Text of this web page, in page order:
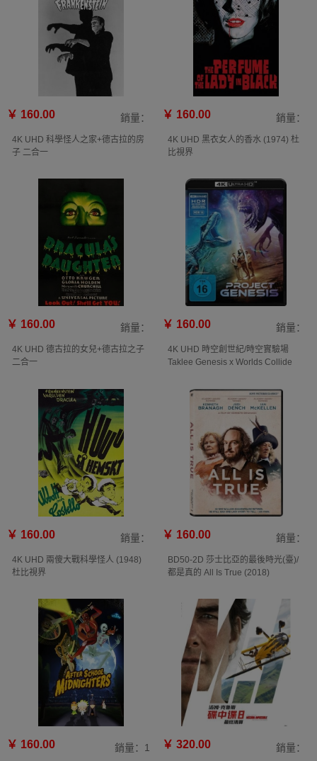
￥ 160.00 銷量：
4K UHD 科學怪人之家+德古拉的房
子 二合一
￥ 160.00 銷量：
4K UHD 黑衣女人的香水 (1974) 杜
比視界
￥ 160.00 銷量：
4K UHD 德古拉的女兒+德古拉之子
二合一
￥ 160.00 銷量：
4K UHD 時空創世紀/時空實驗場
Taklee Genesis x Worlds Collide
￥ 160.00 銷量：
4K UHD 兩傻大戰科學怪人 (1948)
杜比視界
￥ 160.00 銷量：
BD50-2D 莎士比亞的最後時光(臺)/
都是真的 All Is True (2018)
￥ 160.00 銷量：1 ￥ 320.00 銷量：